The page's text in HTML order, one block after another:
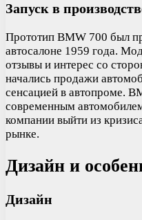
Запуск в
Прототип BMW 700 был
автосалоне 1959 года.
отзывы и интерес со
начались продажи
сенсацией в автопроме.
современным
компании выйти из
рынке.
Дизайн и
Дизайн